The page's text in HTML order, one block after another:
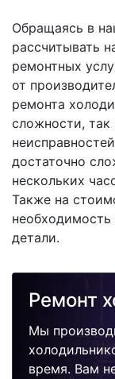
Обращаясь в
рассчитывать
ремонтных
от
ремонта
сложности, так
достаточно
нескольких
Также на
детали.
Ремонт
Мы
время. Вам